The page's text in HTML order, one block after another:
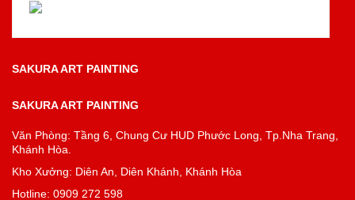
SAKURA ART PAINTING
SAKURA ART PAINTING
Văn Phòng: Tầng 6, Chung Cư HUD Phước Long, Tp.Nha Trang,
Khánh Hòa.
Kho Xưởng: Diên An, Diên Khánh, Khánh Hòa
Hotline: 0909 272 598